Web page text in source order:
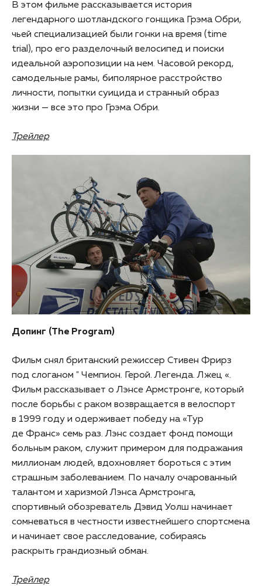
В этом фильме рассказывается история
легендарного шотландского гонщика Грэма Обри,
чьей специализацией были гонки на время (time
trial), про его разделочный велосипед и поиски
идеальной аэропозиции на нем. Часовой рекорд,
самодельные рамы, биполярное расстройство
личности, попытки суицида и странный образ
жизни — все это про Грэма Обри.
Трейлер
Допинг (The Program)
Фильм снял британский режиссер Стивен Фрирз
под слоганом " Чемпион. Герой. Легенда. Лжец «.
Фильм рассказывает о Лэнсе Армстронге, который
после борьбы с раком возвращается в велоспорт
в 1999 году и одерживает победу на «Тур
де Франс» семь раз. Лэнс создает фонд помощи
больным раком, служит примером для подражания
миллионам людей, вдохновляет бороться с этим
страшным заболеванием. По началу очарованный
талантом и харизмой Лэнса Армстронга,
спортивный обозреватель Дэвид Уолш начинает
сомневаться в честности известнейшего спортсмена
и начинает свое расследование, собираясь
раскрыть грандиозный обман.
Трейлер